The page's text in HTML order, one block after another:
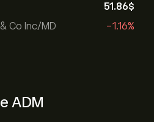
Co Inc/MD
51.86‎$‎
-1.16%
ADM